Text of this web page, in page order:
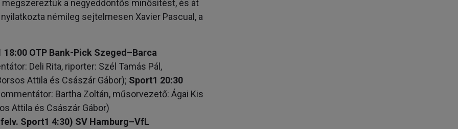
a negyeddöntős minősítést, és át
némileg sejtelmesen Xavier Pascual, a
18:00 OTP Bank-Pick Szeged–Barca
Deli Rita, riporter: Szél Tamás Pál,
Attila és Császár Gábor); Sport1 20:30
Bartha Zoltán, műsorvezető: Ágai Kis
Attila és Császár Gábor)
Sport1 4:30) SV Hamburg–VfL